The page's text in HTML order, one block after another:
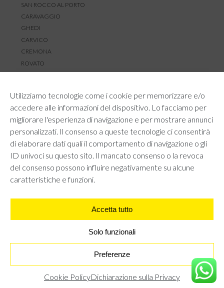
Utilizziamo tecnologie come i cookie per memorizzare e/o
accedere alle informazioni del dispositivo. Lo facciamo per
migliorare l'esperienza di navigazione e per mostrare annunci
personalizzati. Il consenso a queste tecnologie ci consentirà
di elaborare dati quali il comportamento di navigazione o gli
ID univoci su questo sito. Il mancato consenso o la revoca
del consenso possono influire negativamente su alcune
caratteristiche e funzioni.
Accetta tutto
Solo funzionali
Preferenze
Cookie PolicyDichiarazione sulla Privacy
STIVALI CON TACCO SOTTILE E STRASS - VERDE
0,00
TROVA IL NEGOZIO PIÙ VICINO
SAN ROCCO AL PORTO
CARAVAGGIO
GHEDI
CARVICO
CREMONA
ROVATO
RESI E RIMBORSI
REGOLAMENTO LOYALTY
CONTATTACI
PRIVACY POLICY COOKIE POLICY
UNI GRUPPO S.R.L - Viale Angelo Filippetti 24, 20122 Milano.
All right reserved P.IVA 10405840967